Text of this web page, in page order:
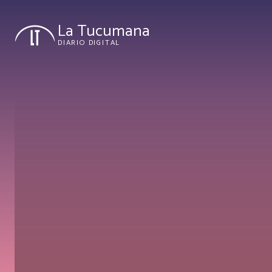
La Tucumana
DIARIO DIGITAL